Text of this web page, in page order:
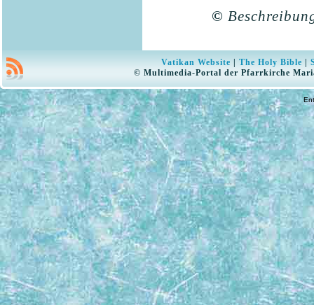
©
Vatikan Website The Holy Bible
© Multimedia-Portal der Pfarrkirche